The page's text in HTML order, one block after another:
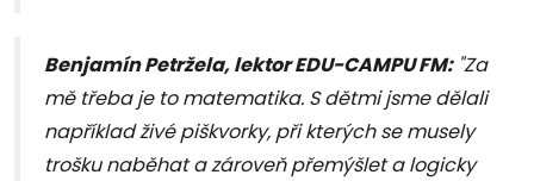
Benjamín Petržela, lektor EDU-CAMPU FM:"Za
mě třeba je to matematika. S dětmi jsme dělali
například živé piškvorky, při kterých se musely
trošku naběhat a zároveň přemýšlet a logicky